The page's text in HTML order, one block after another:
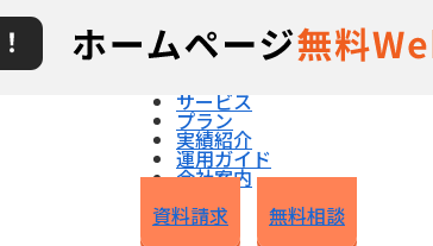
サービス
プラン
実績紹介
運用ガイド
会社案内
資料請求 無料相談